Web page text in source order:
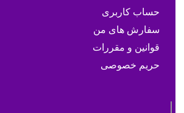
حساب کاربری
سفارش های من
قوانین و مقررات
حریم خصوصی